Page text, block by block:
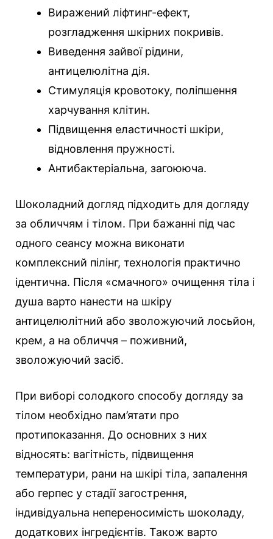
Виражений ліфтинг-ефект,
розгладження шкірних покривів.
Виведення зайвої рідини,
антицелюлітна дія.
Стимуляція кровотоку, поліпшення
харчування клітин.
Підвищення еластичності шкіри,
відновлення пружності.
Антибактеріальна, загоююча.
Шоколадний догляд підходить для догляду
за обличчям і тілом. При бажанні під час
одного сеансу можна виконати
комплексний пілінг, технологія практично
ідентична. Після «смачного» очищення тіла і
душа варто нанести на шкіру
антицелюлітний або зволожуючий лосьйон,
крем, а на обличчя – поживний,
зволожуючий засіб.
При виборі солодкого способу догляду за
тілом необхідно пам’ятати про
протипоказання. До основних з них
відносять: вагітність, підвищення
температури, рани на шкірі тіла, запалення
або герпес у стадії загострення,
індивідуальна непереносимість шоколаду,
додаткових інгредієнтів. Також варто